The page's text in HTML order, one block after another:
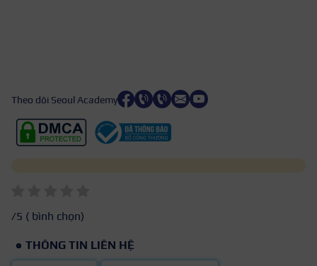
Theo dõi Seoul Academy
/5 ( bình chọn)
THÔNG TIN LIÊN HỆ